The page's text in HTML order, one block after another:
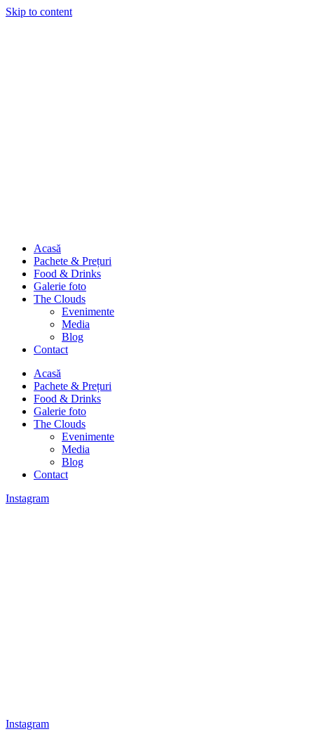
Skip to content
Acasă
Pachete & Prețuri
Food & Drinks
Galerie foto
The Clouds
Evenimente
Media
Blog
Contact
Acasă
Pachete & Prețuri
Food & Drinks
Galerie foto
The Clouds
Evenimente
Media
Blog
Contact
Instagram
Instagram